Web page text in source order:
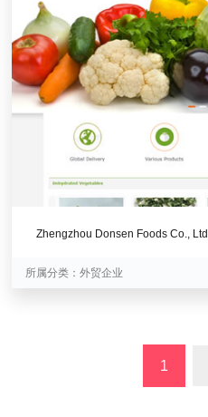
Zhengzhou Donsen Foods Co., Ltd
所属分类：外贸企业
1